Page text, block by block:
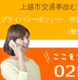
上越市交通事故
プライバシーポリシー 特
（